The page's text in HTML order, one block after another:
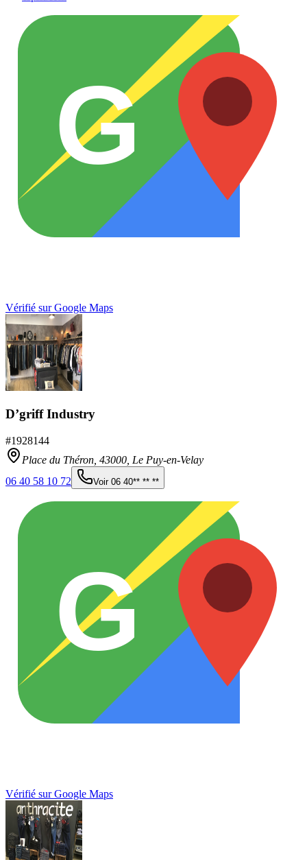
G
Vérifié sur Google Maps
D’griff Industry
#1928144
Place du Théron, 43000 Le Puy-en-Velay
06 40 58 10 72
Voir 06 40** ** **
G
Vérifié sur Google Maps